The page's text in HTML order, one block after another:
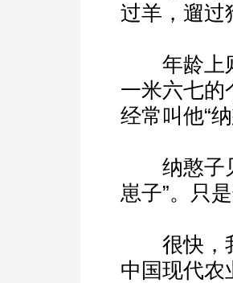
过羊，遛过
年龄上则
一米六七的
经常叫他“纳
纳憨子见
崽子”。只
很快，我
中国现代农